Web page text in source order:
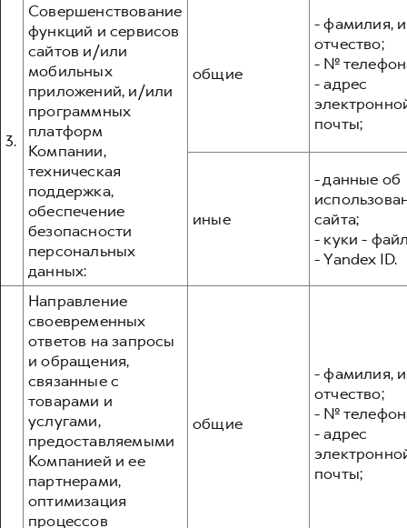
3.
Совершенствование
функций и сервисов
сайтов и/или
мобильных
приложений, и/или
программных
платформ
Компании,
техническая
поддержка,
обеспечение
безопасности
персональных
данных:
общие
- фамилия,
отчество;
- №
- адрес
почты;
иные
- данные об
сайта;
- куки -
- Yandex ID.
Направление
своевременных
ответов на запросы
и обращения,
связанные с
товарами и
услугами,
предоставляемыми
Компанией и ее
партнерами,
оптимизация
процессов
общие
- фамилия,
отчество;
- №
- адрес
почты;